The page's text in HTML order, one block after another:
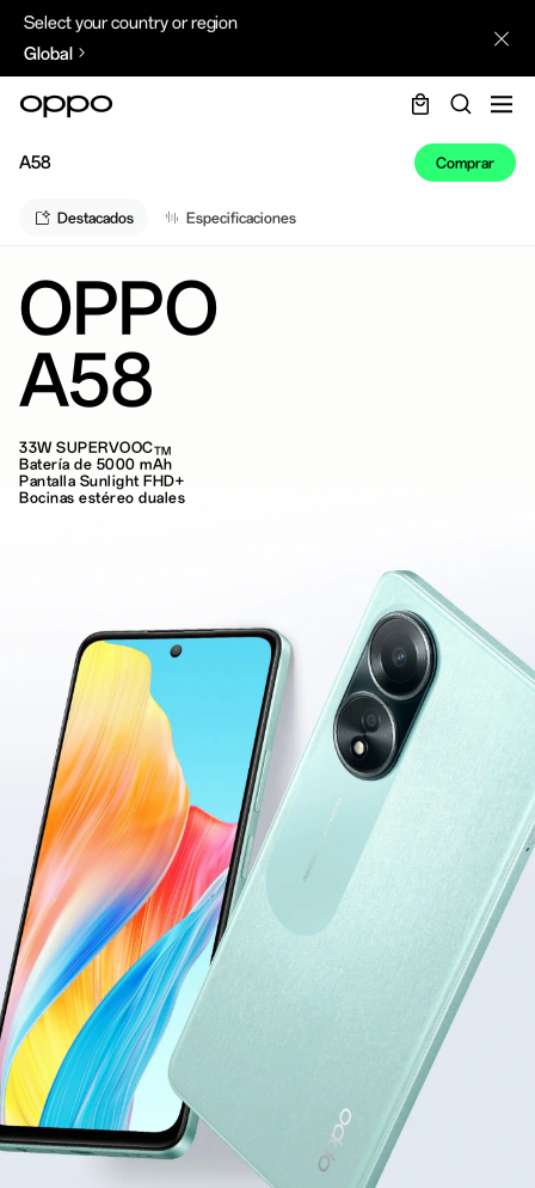
Select your country or region
Global
A58 Comprar
Destacados Especificaciones
OPPO
A58
33W SUPERVOOCTM
Batería de 5000 mAh
Pantalla Sunlight FHD+
Bocinas estéreo duales